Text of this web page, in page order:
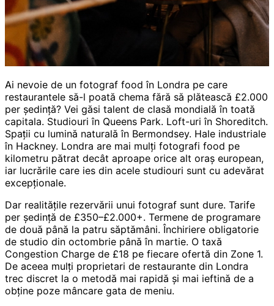
Ai nevoie de un fotograf food în Londra pe care
restaurantele să-l poată chema fără să plătească £2.000
per ședință? Vei găsi talent de clasă mondială în toată
capitala. Studiouri în Queens Park. Loft-uri în Shoreditch.
Spații cu lumină naturală în Bermondsey. Hale industriale
în Hackney. Londra are mai mulți fotografi food pe
kilometru pătrat decât aproape orice alt oraș european,
iar lucrările care ies din acele studiouri sunt cu adevărat
excepționale.
Dar realitățile rezervării unui fotograf sunt dure. Tarife
per ședință de £350–£2.000+. Termene de programare
de două până la patru săptămâni. Închiriere obligatorie
de studio din octombrie până în martie. O taxă
Congestion Charge de £18 pe fiecare ofertă din Zone 1.
De aceea mulți proprietari de restaurante din Londra
trec discret la o metodă mai rapidă și mai ieftină de a
obține poze mâncare gata de meniu.